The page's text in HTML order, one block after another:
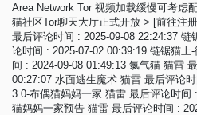
Area Network Tor 视频加载缓慢可考虑
猫社区Tor聊天大厅正式开放 > [前往注
最后评论时间 : 2025-09-08 22:24:37
论时间 : 2025-07-02 00:39:19 链锯猫上-
间 : 2024-09-08 01:49:13 氯气猫 猫雷
00:27:07 水面逃生魔术 猫雷 最后评论
3.0-布偶猫妈妈一家 猫雷 最后评论时间
猫妈妈一家预告 猫雷 最后评论时间 :